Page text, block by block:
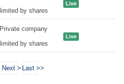
limited by shares
Live
Private company
limited by shares
Live
Next > Last >>